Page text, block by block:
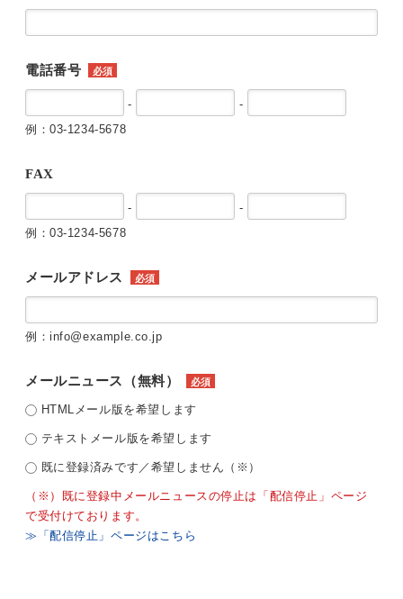
電話番号 必須
-
-
例：03-1234-5678
FAX
-
-
例：03-1234-5678
メールアドレス 必須
例：info@example.co.jp
メールニュース（無料） 必須
HTMLメール版を希望します
テキストメール版を希望します
既に登録済みです／希望しません（※）
（※）既に登録中メールニュースの停止は「配信停止」ページ
で受付けております。
≫「配信停止」ページはこちら